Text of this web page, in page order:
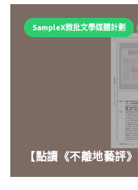
SampleX微批文學媒體計劃
【點讀《不離地藝評